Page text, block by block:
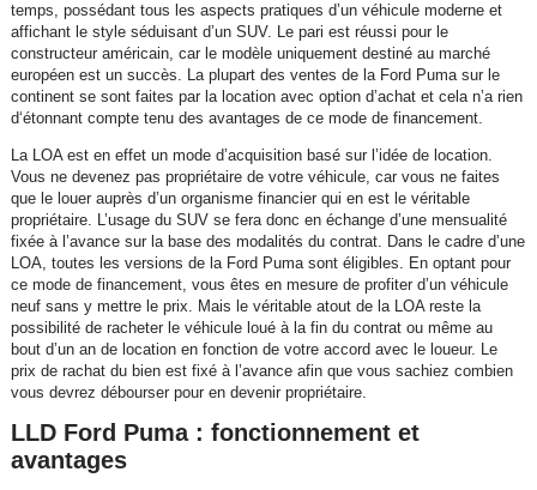
temps, possédant tous les aspects pratiques d’un véhicule moderne et
affichant le style séduisant d’un SUV. Le pari est réussi pour le
constructeur américain, car le modèle uniquement destiné au marché
européen est un succès. La plupart des ventes de la Ford Puma sur le
continent se sont faites par la location avec option d’achat et cela n’a rien
d‘étonnant compte tenu des avantages de ce mode de financement.
La LOA est en effet un mode d’acquisition basé sur l’idée de location.
Vous ne devenez pas propriétaire de votre véhicule, car vous ne faites
que le louer auprès d’un organisme financier qui en est le véritable
propriétaire. L’usage du SUV se fera donc en échange d’une mensualité
fixée à l’avance sur la base des modalités du contrat. Dans le cadre d’une
LOA, toutes les versions de la Ford Puma sont éligibles. En optant pour
ce mode de financement, vous êtes en mesure de profiter d’un véhicule
neuf sans y mettre le prix. Mais le véritable atout de la LOA reste la
possibilité de racheter le véhicule loué à la fin du contrat ou même au
bout d’un an de location en fonction de votre accord avec le loueur. Le
prix de rachat du bien est fixé à l’avance afin que vous sachiez combien
vous devrez débourser pour en devenir propriétaire.
LLD Ford Puma : fonctionnement et
avantages